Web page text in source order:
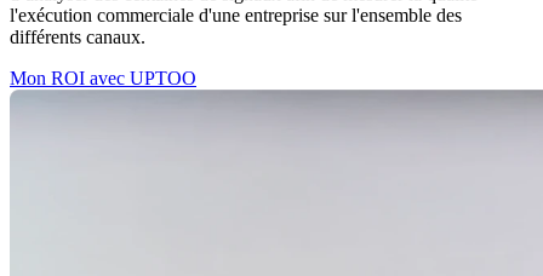
l'exécution commerciale d'une entreprise sur l'ensemble des
différents canaux.
Mon ROI avec UPTOO